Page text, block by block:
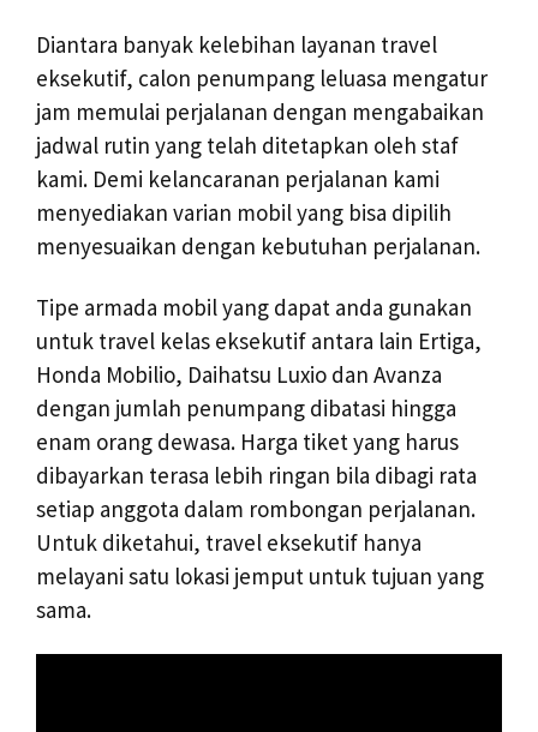
Diantara banyak kelebihan layanan travel
eksekutif, calon penumpang leluasa mengatur
jam memulai perjalanan dengan mengabaikan
jadwal rutin yang telah ditetapkan oleh staf
kami. Demi kelancaranan perjalanan kami
menyediakan varian mobil yang bisa dipilih
menyesuaikan dengan kebutuhan perjalanan.
Tipe armada mobil yang dapat anda gunakan
untuk travel kelas eksekutif antara lain Ertiga,
Honda Mobilio, Daihatsu Luxio dan Avanza
dengan jumlah penumpang dibatasi hingga
enam orang dewasa. Harga tiket yang harus
dibayarkan terasa lebih ringan bila dibagi rata
setiap anggota dalam rombongan perjalanan.
Untuk diketahui, travel eksekutif hanya
melayani satu lokasi jemput untuk tujuan yang
sama.